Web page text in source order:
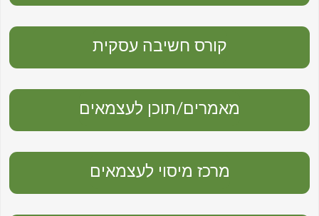
קורס חשיבה עסקית
מאמרים/תוכן לעצמאים
מרכז מיסוי לעצמאים